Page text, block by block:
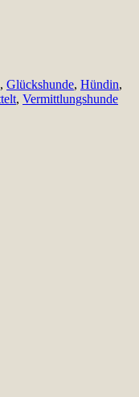
, Glückshunde, Hündin,
, Vermittlungshunde